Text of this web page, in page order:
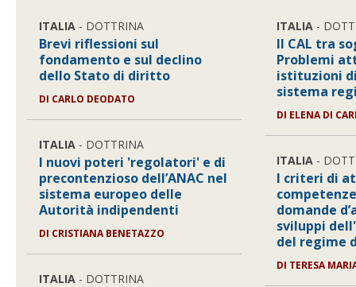
ITALIA - DOTTRINA
Brevi riflessioni sul
fondamento e sul declino
dello Stato di diritto
DI CARLO DEODATO
ITALIA - DOTTRINA
I nuovi poteri 'regolatori' e di
precontenzioso dell’ANAC nel
sistema europeo delle
Autorità indipendenti
DI CRISTIANA BENETAZZO
ITALIA - DOTTRINA
ITALIA -
Il CAL tra
Problemi
istituzioni
sistema
DI ELENA DI
ITALIA -
I criteri di
domande
sviluppi
del regime
DI TERESA